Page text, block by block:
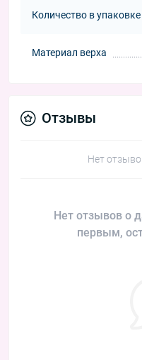
Количество в упаковке
Материал верха
Отзывы
Нет
Нет отзывов о
первым,